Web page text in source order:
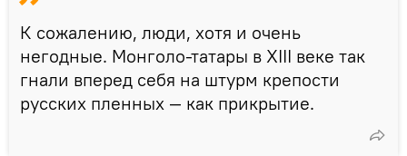
К сожалению, люди, хотя и очень
негодные. Монголо-татары в XIII веке так
гнали вперед себя на штурм крепости
русских пленных — как прикрытие.